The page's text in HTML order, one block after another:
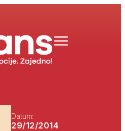
Datum:
29/12/2014